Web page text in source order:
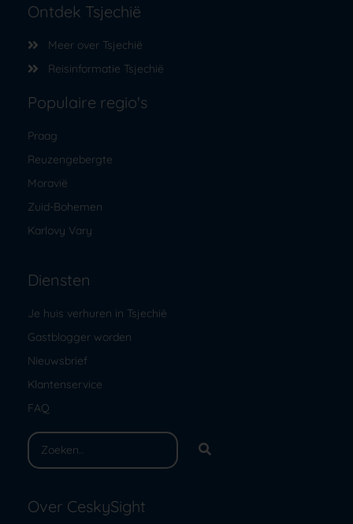
Ontdek Tsjechië
Meer over Tsjechië
Reisinformatie Tsjechië
Populaire regio's
Praag
Reuzengebergte
Moravië
Zuid-Bohemen
Karlovy Vary
Diensten
Je huis verhuren in Tsjechië
Gastblogger worden
Nieuwsbrief
Klantenservice
FAQ
Over CeskySight